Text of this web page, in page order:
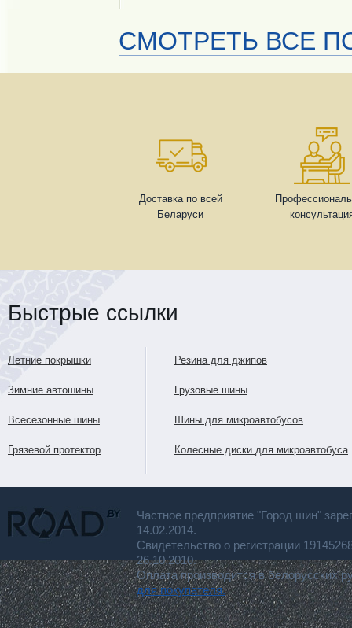
СМОТРЕТЬ ВСЕ
Доставка по всей
Беларуси
Быстрые ссылки
Летние покрышки
Зимние автошины
Всесезонные шины
Грязевой протектор
Резина для джипов
Грузовые шины
Шины для микроавтобусов
Колесные диски для микроавтобуса
Частное предприятие "Город шин"
14.02.2014.
Свидетельство о регистрации
26.10.2010.
Оплата производится в белорусских
для покупателя.